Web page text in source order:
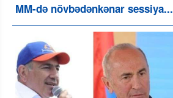
MM-də növbədənkənar sessiya...